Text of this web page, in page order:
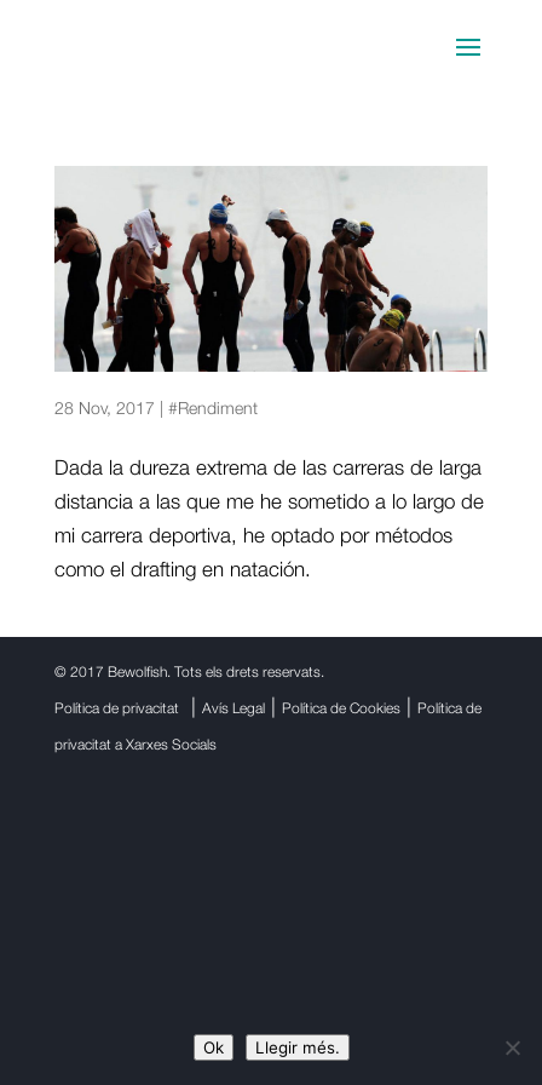
28 Nov, 2017 | #Rendiment
Dada la dureza extrema de las carreras de larga
distancia a las que me he sometido a lo largo de
mi carrera deportiva, he optado por métodos
como el drafting en natación.
© 2017 Bewolfish. Tots els drets reservats.
Política de privacitat
Avís Legal| Política de Cookies|
Política de
privacitat a Xarxes Socials
Ok Llegir més.